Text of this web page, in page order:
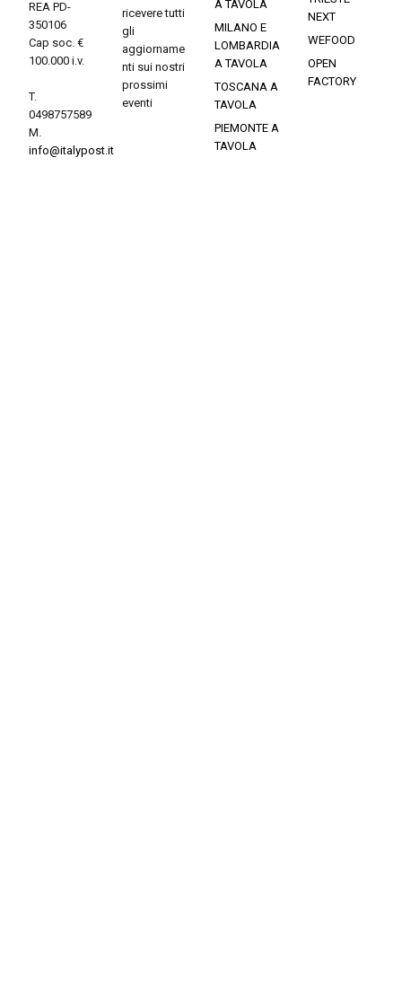
REA PD-
350106
Cap soc. €
100.000 i.v.
T.
0498757589
M.
info@italypost.it
ricevere tutti
gli
aggiorname
nti sui nostri
prossimi
eventi
A TAVOLA
MILANO E
LOMBARDIA
A TAVOLA
TOSCANA A
TAVOLA
PIEMONTE A
TAVOLA
NEXT
WEFOOD
OPEN
FACTORY